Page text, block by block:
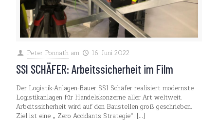
Peter Ponnath am 16. Juni 2022
SSI SCHÄFER: Arbeitssicherheit im Film
Der Logistik-Anlagen-Bauer SSI Schäfer realisiert modernste
Logistikanlagen für Handelskonzerne aller Art weltweit.
Arbeitssicherheit wird auf den Baustellen groß geschrieben.
Ziel ist eine „ Zero Accidants Strategie“. […]